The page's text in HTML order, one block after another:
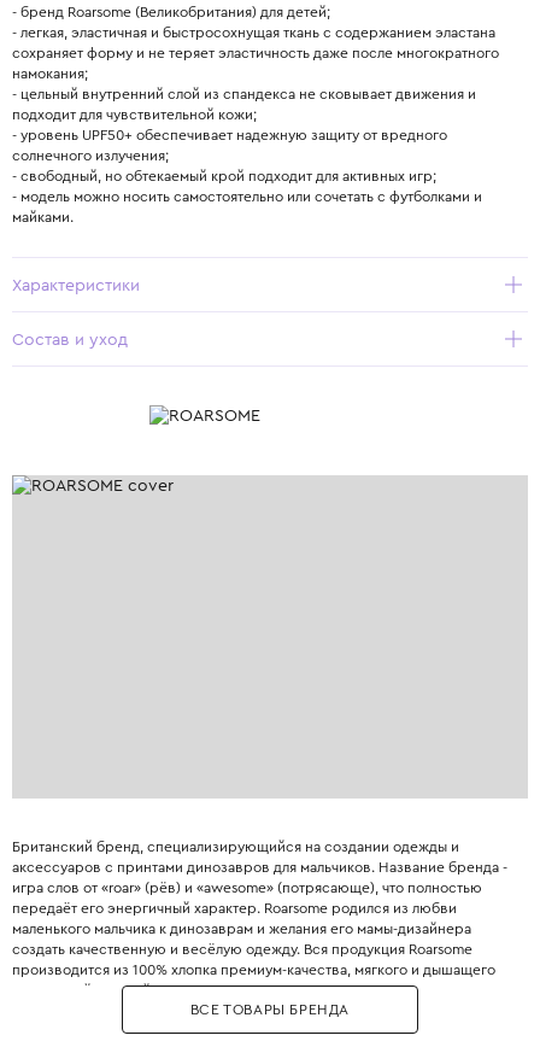
- бренд Roarsome (Великобритания) для детей;
- легкая, эластичная и быстросохнущая ткань с содержанием эластана
сохраняет форму и не теряет эластичность даже после многократного
намокания;
- цельный внутренний слой из спандекса не сковывает движения и
подходит для чувствительной кожи;
- уровень UPF50+ обеспечивает надежную защиту от вредного
солнечного излучения;
- свободный, но обтекаемый крой подходит для активных игр;
- модель можно носить самостоятельно или сочетать с футболками и
майками.
Характеристики
Состав и уход
Британский бренд, специализирующийся на создании одежды и
аксессуаров с принтами динозавров для мальчиков. Название бренда -
игра слов от «roar» (рёв) и «awesome» (потрясающе), что полностью
передаёт его энергичный характер. Roarsome родился из любви
маленького мальчика к динозаврам и желания его мамы-дизайнера
создать качественную и весёлую одежду. Вся продукция Roarsome
производится из 100% хлопка премиум-качества, мягкого и дышащего
для нежной детской кожи. Узоры на тканях создаются вручную
художниками бренда, что гарантирует уникальность и оригинальность
каждого принта. Особенность Roarsome - использование тактильных
ВСЕ ТОВАРЫ БРЕНДА